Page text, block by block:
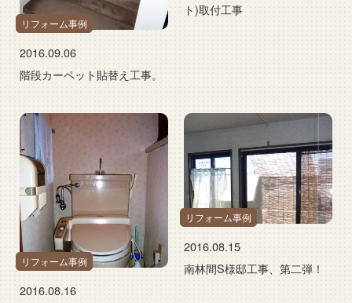
リフォーム事例
2016.09.06
階段カーペット貼替え工事。
ト)取付工事
リフォーム事例
2016.08.16
リフォーム事例
2016.08.15
南林間S様邸工事、第二弾！